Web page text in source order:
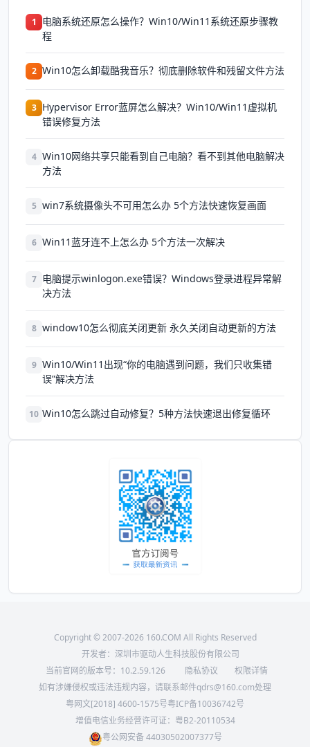
1
电脑系统还原怎么操作？Win10/Win11系统还原步骤教
程
2 Win10怎么卸载酷我音乐？彻底删除软件和残留文件方法
3 Hypervisor Error蓝屏怎么解决？Win10/Win11虚拟机
错误修复方法
4 Win10网络共享只能看到自己电脑？看不到其他电脑解决
方法
5 win7系统摄像头不可用怎么办 5个方法快速恢复画面
6 Win11蓝牙连不上怎么办 5个方法一次解决
7 电脑提示winlogon.exe错误？Windows登录进程异常解
决方法
8 window10怎么彻底关闭更新 永久关闭自动更新的方法
9 Win10/Win11出现“你的电脑遇到问题，我们只收集错
误”解决方法
10 Win10怎么跳过自动修复？5种方法快速退出修复循环
Copyright © 2007-2026 160.COM All Rights Reserved
开发者：深圳市驱动人生科技股份有限公司
当前官网的版本号： 10.2.59.126 隐私协议
权限详情
如有涉嫌侵权或违法违规内容，请联系邮件qdrs@160.com处理
粤网文[2018] 4600-1575号粤ICP备10036742号
增值电信业务经营许可证：粤B2-20110534
粤公网安备 44030502007377号